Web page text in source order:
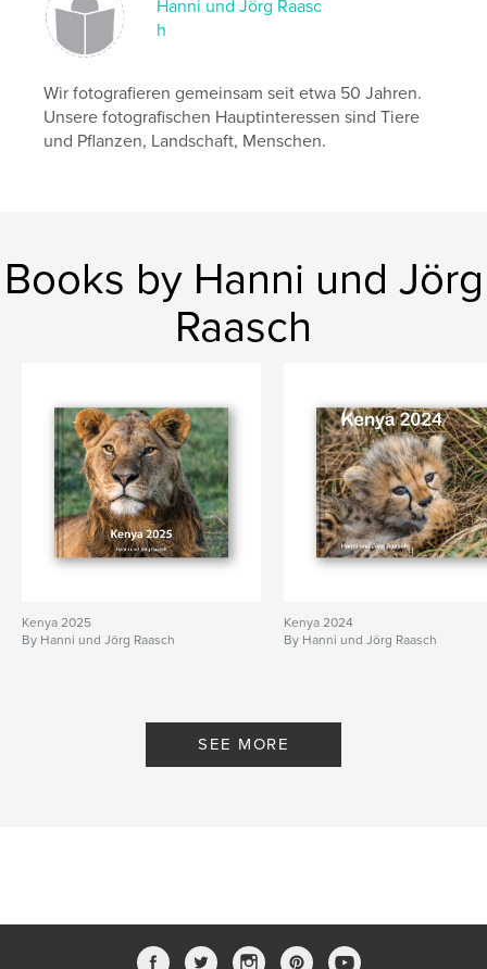
Keywords
Diamond Beach
Landschaft
Hanni und Jörg Raasc
h
Wir fotografieren gemeinsam seit etwa 50 Jahren.
Unsere fotografischen Hauptinteressen sind Tiere
und Pflanzen, Landschaft, Menschen.
Books by Hanni und Jörg
Raasch
Kenya 2025
By Hanni und Jörg Raasch
Kenya 2024
By Hanni und Jörg Raasch
SEE MORE